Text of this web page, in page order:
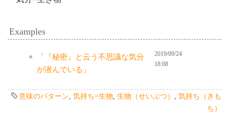
Examples
「『秘密』と云う不思議な気分
が潜んでいる」
2019/09/24
18:08
意味のパターン 気持ち=生物 生物（せいぶつ）
気持ち（きも
ち）